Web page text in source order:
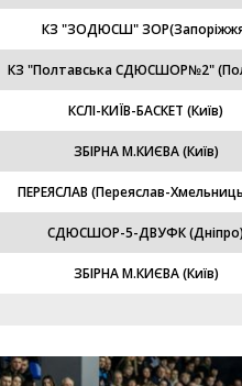
КЗ "ЗОДЮСШ"
КЗ "Полтавська СДЮСШОР№2"
КСЛI-КИЇВ-БАСКЕТ (Київ)
ЗБІРНА М.КИЄВА (Київ)
ПЕРЕЯСЛАВ (Переяслав-
СДЮСШОР-5-ДВУФК (Дніпро)
ЗБІРНА М.КИЄВА (Київ)